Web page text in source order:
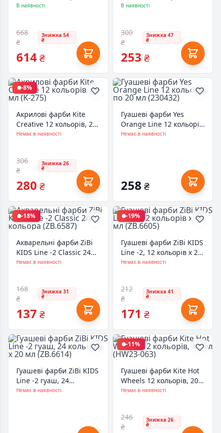
мл (K-097)
В наявності
668
₴
Знижка 54
₴
614₴
мл (K-072)
В наявності
300
₴
Знижка 47
₴
253 ₴
-8%
Акрилові фарби Kite
Creative 12 кольорів, 20
мл (K-275)
Немає в наявності
306
₴
Знижка 26
₴
280 ₴
Гуашеві фарби Yes
Orange Line 12 кольорів
по 20 мл (230432)
Немає в наявності
258 ₴
-18%
Акварельні фарби ZiBi
KIDS Line -2 Classic 24
кольора (ZB.6587)
Немає в наявності
168
₴
Знижка 31
₴
137 ₴
-19%
Гуашеві фарби ZiBi KIDS
Line -2, 12 кольорів х 20
мл (ZB.6605)
Немає в наявності
212
₴
Знижка 41
₴
171 ₴
Гуашеві фарби ZiBi KIDS
Line -2 гуаш, 24
кольорів х 20 мл
Немає в наявності
-11%
Гуашеві фарби Kite Hot
Wheels 12 кольорів, 20
мл (HW23-063)
Немає в наявності
246
₴
Знижка 26
₴